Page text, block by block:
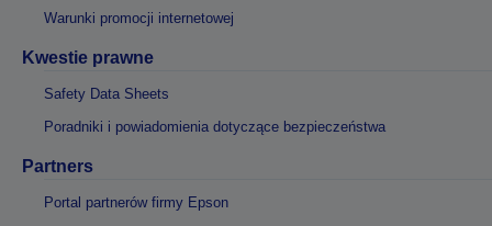
Warunki promocji internetowej
Kwestie prawne
Safety Data Sheets
Poradniki i powiadomienia dotyczące bezpieczeństwa
Partners
Portal partnerów firmy Epson